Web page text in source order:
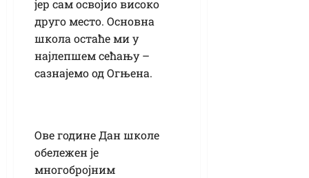
јер сам освојио високо
друго место. Основна
школа остаће ми у
најлепшем сећању –
сазнајемо од Огњена.
Ове године Дан школе
обележен је
многобројним